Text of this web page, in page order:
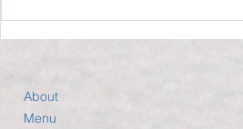
秋冬オススメ！ラベージュカ
ラー！
About
Menu